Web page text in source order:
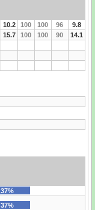
10.2 100 100 96
9.8
15.7 100 100 90 14.1
37%
37%